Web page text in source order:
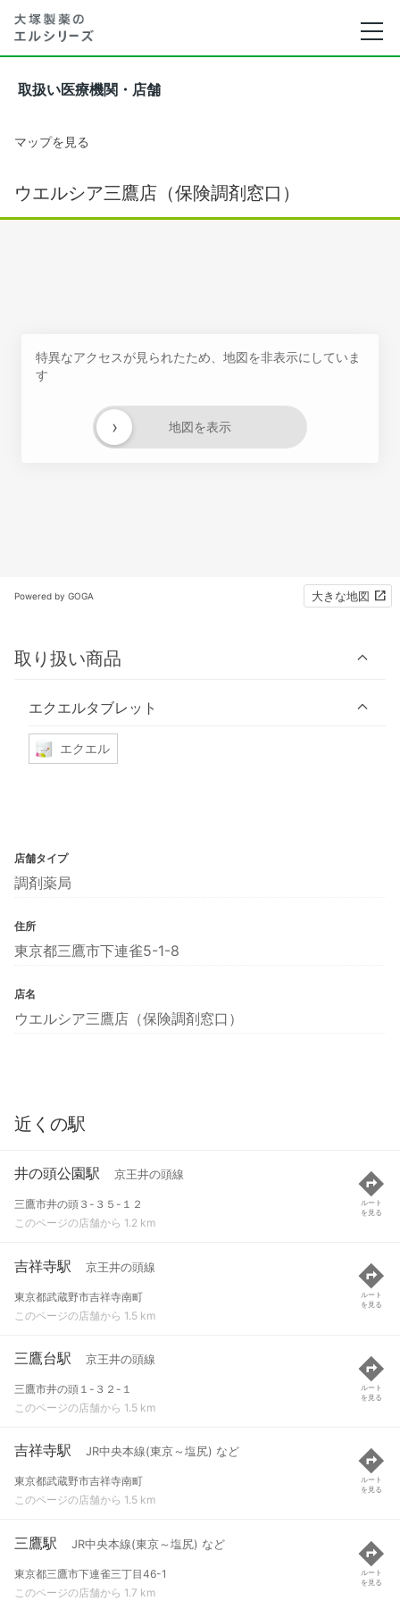
取扱い医療機関・店舗
マップを見る
ウエルシア三鷹店（保険調剤窓口）
特異なアクセスが見られたため、地図を非表示にしていま
す
地図を表示
›
Powered by GOGA 大きな地図
取り扱い商品
エクエルタブレット
エクエル
店舗タイプ
調剤薬局
住所
東京都三鷹市下連雀5-1-8
店名
ウエルシア三鷹店（保険調剤窓口）
近くの駅
井の頭公園駅 京王井の頭線
三鷹市井の頭３-３５-１２
このページの店舗から 1.2 km
ルート
を見る
吉祥寺駅 京王井の頭線
東京都武蔵野市吉祥寺南町
このページの店舗から 1.5 km
ルート
を見る
三鷹台駅 京王井の頭線
三鷹市井の頭１-３２-１
このページの店舗から 1.5 km
ルート
を見る
吉祥寺駅 JR中央本線(東京～塩尻) など
東京都武蔵野市吉祥寺南町
このページの店舗から 1.5 km
ルート
を見る
三鷹駅 JR中央本線(東京～塩尻) など
東京都三鷹市下連雀三丁目46-1
このページの店舗から 1.7 km
ルート
を見る